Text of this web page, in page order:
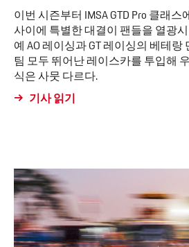
이번 시즌부터 IMSA GTD Pro 클래
사이에 특별한 대결이 팬들을 열광
예 AO 레이싱과 GT 레이싱의 베테
팀 모두 뛰어난 레이스카를 투입해
식은 사뭇 다르다.
기사 읽기